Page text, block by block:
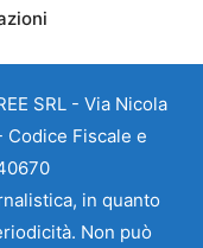
SRL - Via Nicola
Codice Fiscale e
in quanto
Non può